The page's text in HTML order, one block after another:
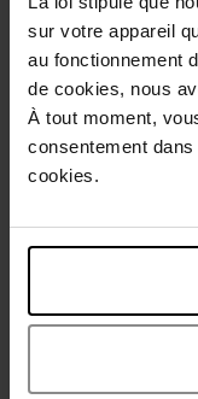
sur votre appareil
au fonctionnement
de cookies, nous
À tout moment,
consentement
cookies.
Beschrijving